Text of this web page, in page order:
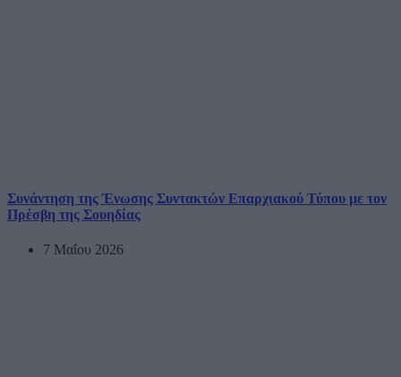
Συνάντηση της Ένωσης Συντακτών Επαρχιακού Τύπου με τον
Πρέσβη της Σουηδίας
7 Μαΐου 2026